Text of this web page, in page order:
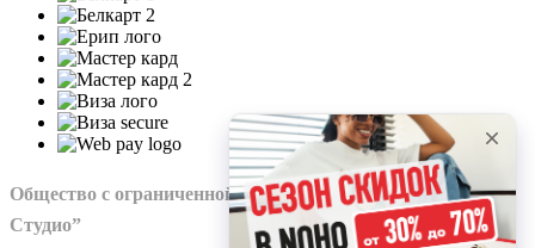
Общество с ограниченной ответственностью “Нохо
Студио”